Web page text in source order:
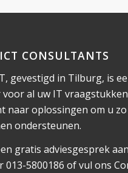
CONSULTANTS
gevestigd in Tilburg, is
al uw IT
naar oplossingen om u
ondersteunen.
gratis adviesgesprek
013-5800186 of vul ons